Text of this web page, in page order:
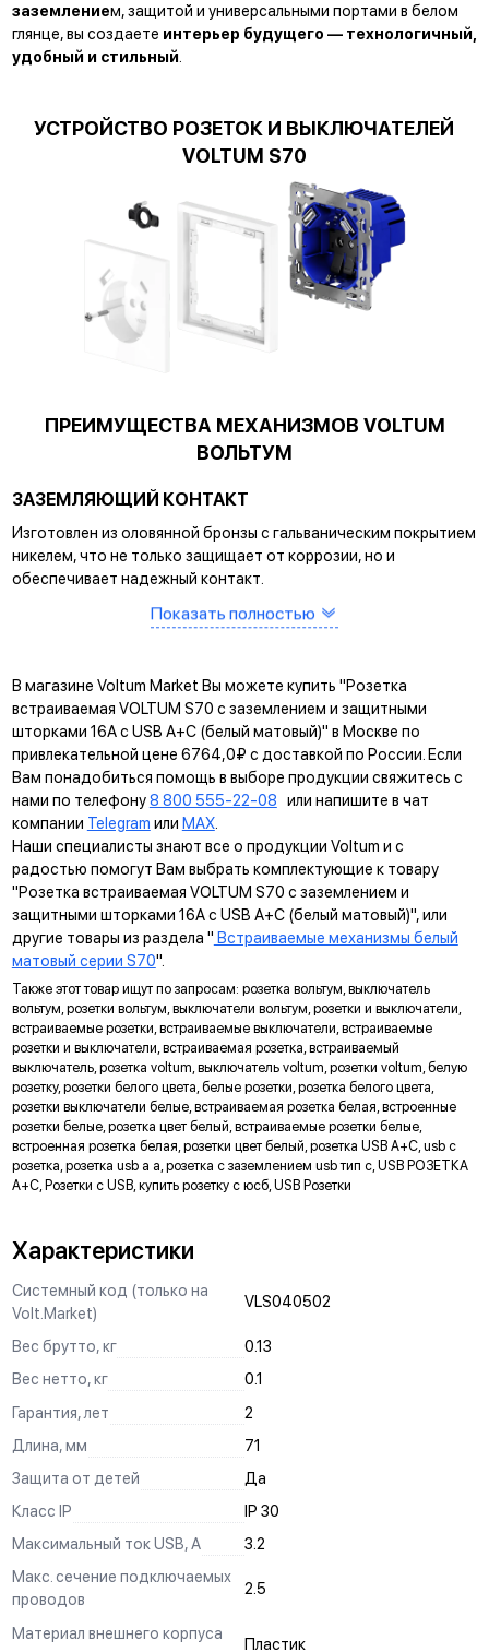
заземлением, защитой и универсальными портами в белом
глянце, вы создаете интерьер будущего — технологичный,
удобный и стильный
УСТРОЙСТВО РОЗЕТОК И ВЫКЛЮЧАТЕЛЕЙ
VOLTUM S70
ПРЕИМУЩЕСТВА МЕХАНИЗМОВ VOLTUM
ВОЛЬТУМ
ЗАЗЕМЛЯЮЩИЙ КОНТАКТ
Изготовлен из оловянной бронзы с гальваническим покрытием
никелем, что не только защищает от коррозии, но и
обеспечивает надежный контакт.
САМОЗАЖИМНЫЕ КЛЕММЫ
КРЕПЛЕНИЕ EASY CLICK
Обеспечивает быстрое и легкое соединение механизма с
рамкой. Восемь фиксаторов по периметру нивелируют
неровности стены и надежно удерживают конструкцию.
УНИВЕРСАЛЬНЫЙ МОНТАЖ
Суппорт поддерживает установку механизма в
многопостовые рамки как по горизонтали, так и по вертикали.
ДИАГОНАЛЬНЫЕ ОТВЕРСТИЯ СУППОРТА
Предназначены для удобного крепления механизмов в
нестандартных условиях, не требующих применения
подрозетников.
МАРКИРОВКА
Метка для точного определения длины зачистки изоляции
проводов, упрощающая и ускоряющая процесс монтажа.
АНКЕРНОЕ КРЕПЛЕНИЕ
Надежно фиксирует механизм в подрозетнике, не мешая
монтажу и не выпадая из свободного положения.
Механизм выполнен с учетом защиты проводов от
эксплуатацию и исключая вероятность замыкания на детали
корпуса.
КРЕПЛЕНИЕ "ШИП-ПАЗ"
Ускоряет процесс монтажа и регулировки горизонта в
многопостовых конструкциях.
СИЛОВЫЕ КОНТАКТЫ
Изготовлены по международному стандарту из оловянной
бронзы, гарантируют долговечность и надежность
эксплуатации.
ЛЕГКОПОДВИЖНЫЕ КНОПКИ ОТСОЕДИНЕНИЯ
Помогают быстро и без специальных инструментов
Показать полностью
В магазине Voltum Market Вы можете купить "Розетка
встраиваемая VOLTUM S70 с заземлением и защитными
шторками 16А с USB А+С (белый матовый)" в Москве по
привлекательной цене 6764,0₽ с доставкой по России. Если
Вам понадобиться помощь в выборе продукции свяжитесь с
нами по телефону8 800 555-22-08 или напишите в чат
компании Telegram или MAX.
Наши специалисты знают все о продукции Voltum и с
радостью помогут Вам выбрать комплектующие к товару
"Розетка встраиваемая VOLTUM S70 с заземлением и
защитными шторками 16А с USB А+С (белый матовый)", или
другие товары из раздела " Встраиваемые механизмы белый
матовый серии S70".
Также этот товар ищут по запросам: розетка вольтум, выключатель
вольтум, розетки вольтум, выключатели вольтум, розетки и выключатели,
встраиваемые розетки, встраиваемые выключатели, встраиваемые
розетки и выключатели, встраиваемая розетка, встраиваемый
выключатель, розетка voltum, выключатель voltum, розетки voltum, белую
розетку, розетки белого цвета, белые розетки, розетка белого цвета,
розетки выключатели белые, встраиваемая розетка белая, встроенные
розетки белые, розетка цвет белый, встраиваемые розетки белые,
встроенная розетка белая, розетки цвет белый, розетка USB A+С, usb с
розетка, розетка usb a a, розетка с заземлением usb тип с, USB РОЗЕТКА
A+С, Розетки с USB, купить розетку с юсб, USB Розетки
Характеристики
Системный код (только на
Volt.Market)
VLS040502
Вес брутто, кг
0.13
Вес нетто, кг
0.1
Гарантия, лет
2
Длина, мм
71
Защита от детей
Да
Класс IP
IP 30
Максимальный ток USB, А
3.2
Макс. сечение подключаемых
проводов
2.5
Материал внешнего корпуса
Пластик